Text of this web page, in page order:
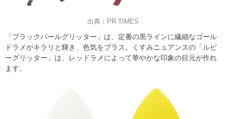
出典：PR TIMES
「ブラックパールグリッター」は、定番の黒ラインに繊細なゴール
ドラメがキラリと輝き、色気をプラス。くすみニュアンスの「ルビ
ーグリッター」は、レッドラメによって華やかな印象の目元が作れ
ます。